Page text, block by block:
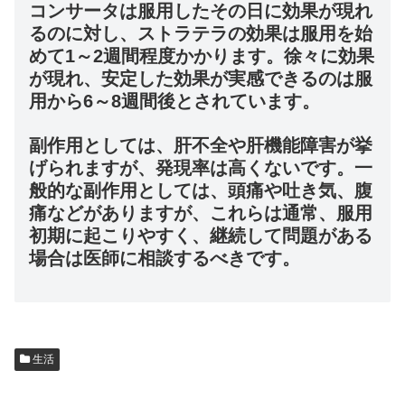
コンサータは服用したその日に効果が現れ
るのに対し、ストラテラの効果は服用を始
めて1～2週間程度かかります。徐々に効果
が現れ、安定した効果が実感できるのは服
用から6～8週間後とされています。
副作用としては、肝不全や肝機能障害が挙
げられますが、発現率は高くないです。一
般的な副作用としては、頭痛や吐き気、腹
痛などがありますが、これらは通常、服用
初期に起こりやすく、継続して問題がある
場合は医師に相談するべきです。
生活